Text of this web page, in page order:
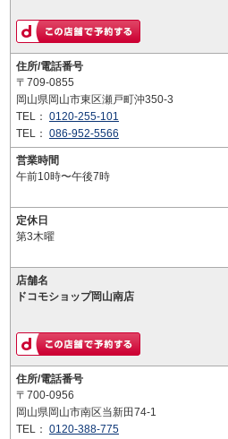
住所/電話番号
〒709-0855
岡山県岡山市東区瀬戸町沖350-3
TEL： 0120-255-101
TEL： 086-952-5566
営業時間
午前10時〜午後7時
定休日
第3木曜
店舗名
ドコモショップ岡山南店
住所/電話番号
〒700-0956
岡山県岡山市南区当新田74-1
TEL： 0120-388-775